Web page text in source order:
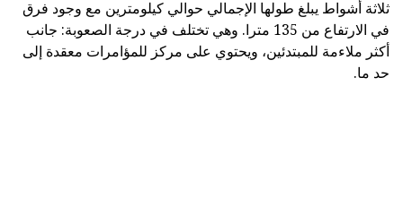
ثلاثة أشواط يبلغ طولها الإجمالي حوالي كيلومترين مع وجود فرق
في الارتفاع من 135 مترا. وهي تختلف في درجة الصعوبة: جانب
أكثر ملاءمة للمبتدئين، ويحتوي على مركز للمؤامرات معقدة إلى
حد ما.